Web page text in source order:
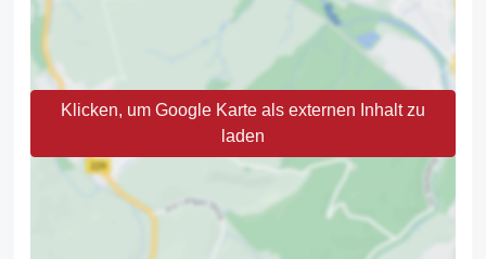
Klicken, um Google Karte als externen Inhalt zu
laden